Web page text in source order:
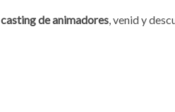
casting de animadores, venid y